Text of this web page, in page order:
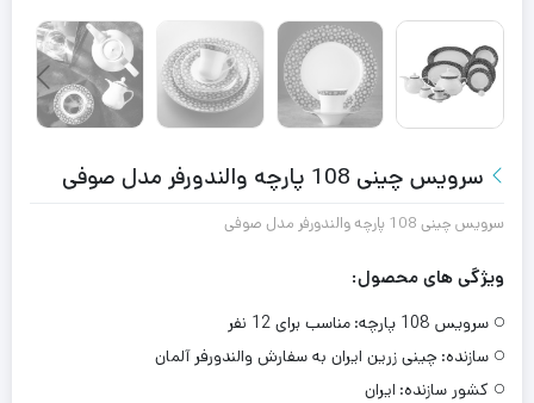
سرویس چینی 108 پارچه والندورفر مدل صوفی
سرویس چینی 108 پارچه والندورفر مدل صوفی
ویژگی های محصول:
سرویس 108 پارچه:
مناسب برای 12 نفر
سازنده: چینی زرین ایران به سفارش والندورفر آلمان
کشور سازنده: ایران